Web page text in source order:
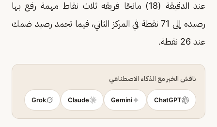
عند الدقيقة (18) مانحًا فريقه ثلاث نقاط مهمة رفع بها
رصيده إلى 71 نقطة في المركز الثاني، فيما تجمد رصيد ضمك
عند 26 نقطة.
ناقش الخبر مع الذكاء الاصطناعي
ChatGPT
Gemini
Claude
Grok